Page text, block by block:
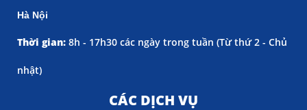
Hà Nội
Thời gian: 8h - 17h30 các ngày trong tuần (Từ thứ 2 - Chủ
nhật)
CÁC DỊCH VỤ